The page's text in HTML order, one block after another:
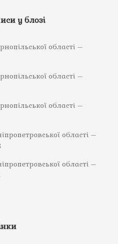
у блозі
області –
області –
області –
області –
області –